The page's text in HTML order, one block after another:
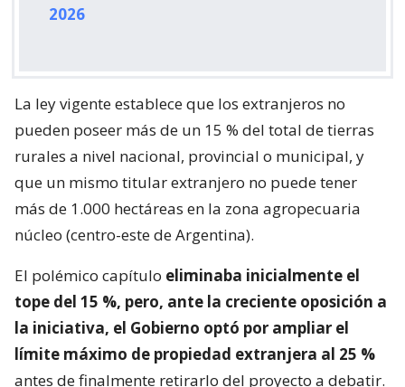
2026
La ley vigente establece que los extranjeros no
pueden poseer más de un 15 % del total de tierras
rurales a nivel nacional, provincial o municipal, y
que un mismo titular extranjero no puede tener
más de 1.000 hectáreas en la zona agropecuaria
núcleo (centro-este de Argentina).
El polémico capítulo eliminaba inicialmente el
tope del 15 %, pero, ante la creciente oposición a
la iniciativa, el Gobierno optó por ampliar el
límite máximo de propiedad extranjera al 25 %
antes de finalmente retirarlo del proyecto a debatir.